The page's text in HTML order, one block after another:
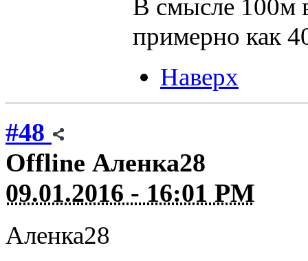
В смысле 100м
примерно как
Наверх
#48
Offline Аленка28
09.01.2016 - 16:01 PM
Аленка28